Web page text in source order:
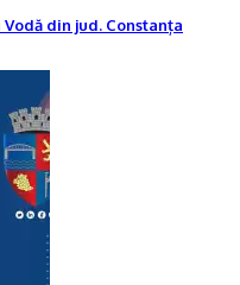
din jud. Constanța